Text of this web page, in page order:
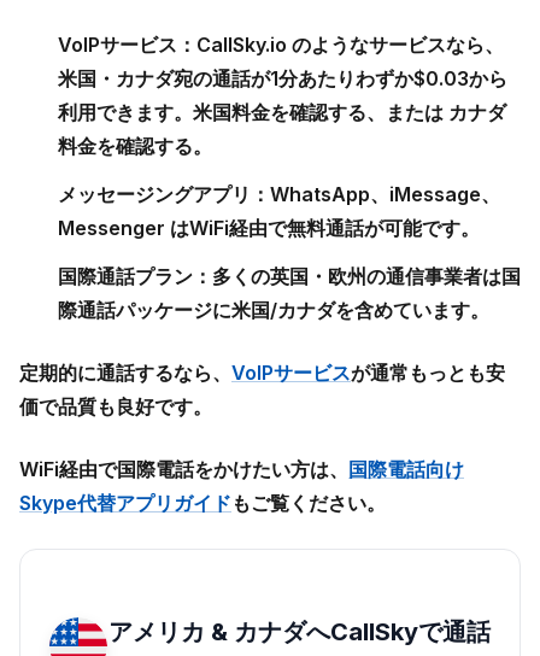
VoIPサービス： CallSky.io のようなサービスなら、
米国・カナダ宛の通話が1分あたりわずか$0.03から
利用できます。米国料金を確認する、または カナダ
料金を確認する。
メッセージングアプリ： WhatsApp、iMessage、
Messenger はWiFi経由で無料通話が可能です。
国際通話プラン： 多くの英国・欧州の通信事業者は国
際通話パッケージに米国/カナダを含めています。
定期的に通話するなら、 VoIPサービスが通常もっとも安
価で品質も良好です。
WiFi経由で国際電話をかけたい方は、
国際電話向け
Skype代替アプリガイド もご覧ください。
アメリカ & カナダへCallSkyで通話